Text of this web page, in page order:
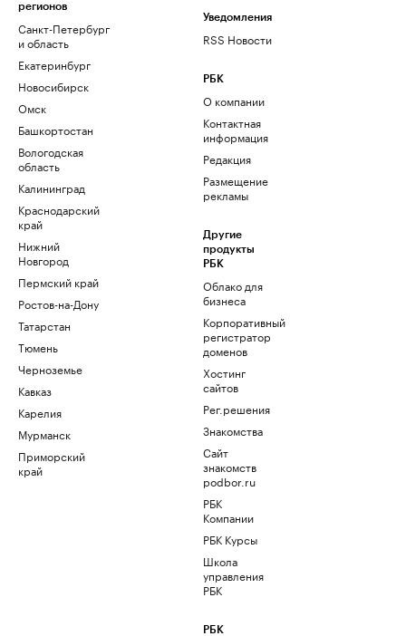
регионов
Санкт-Петербург
и область
Екатеринбург
Новосибирск
Омск
Башкортостан
Вологодская
область
Калининград
Краснодарский
край
Нижний
Новгород
Пермский край
Ростов-на-Дону
Татарстан
Тюмень
Черноземье
Кавказ
Карелия
Мурманск
Приморский
край
Уведомления
RSS Новости
РБК
О компании
Контактная
информация
Редакция
Размещение
рекламы
Другие
продукты
РБК
Облако для
бизнеса
Корпоративный
регистратор
доменов
Хостинг
сайтов
Рег.решения
Знакомства
Сайт
знакомств
podbor.ru
РБК
Компании
РБК Курсы
Школа
управления
РБК
РБК